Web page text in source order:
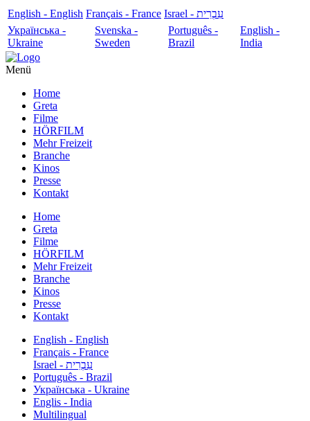
English - English Français - France
עִבְרִית - Israel
Українська -
Ukraine
Svenska -
Sweden
Português -
Brazil
English -
India
Menü
Home
Greta
Filme
HÖRFILM
Mehr Freizeit
Branche
Kinos
Presse
Kontakt
Home
Greta
Filme
HÖRFILM
Mehr Freizeit
Branche
Kinos
Presse
Kontakt
English - English
Français - France
עִבְרִית - Israel
Português - Brazil
Українська - Ukraine
Englis - India
Multilingual